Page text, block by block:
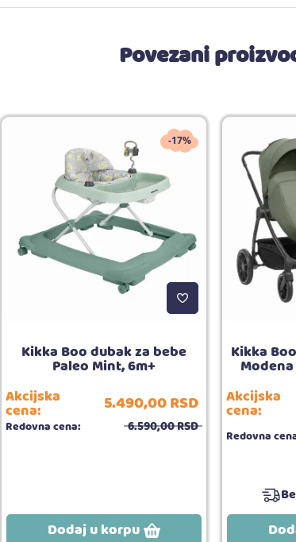
Povezani
-17%
Kikka Boo dubak za bebe
Paleo Mint, 6m+
Akcijska
cena: 5.490,00RSD
Redovna cena: 6.590,00RSD
Dodaj u korpu
Kikka
Akcijska
cena:
Redovna